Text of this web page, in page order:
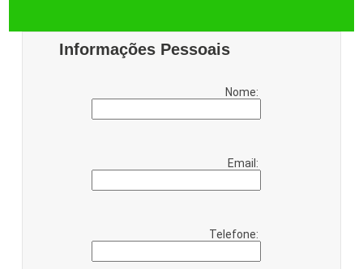
Informações Pessoais
Nome:
Email:
Telefone: